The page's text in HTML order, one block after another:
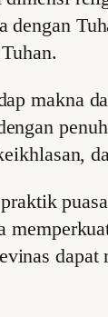
dengan
makna